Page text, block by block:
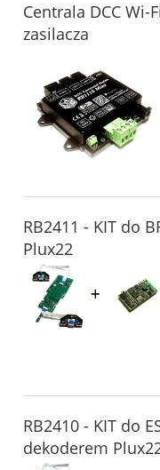
Centrala DCC Wi-
zasilacza
RB2411 - KIT do
Plux22
RB2410 - KIT do
dekoderem